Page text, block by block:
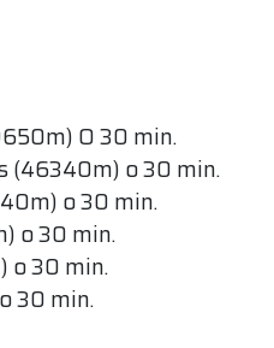
O 30 min.
(46340m) o 30 min.
o 30 min.
o 30 min.
o 30 min.
30 min.